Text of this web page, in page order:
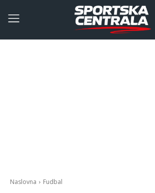
Naslovna Fudbal